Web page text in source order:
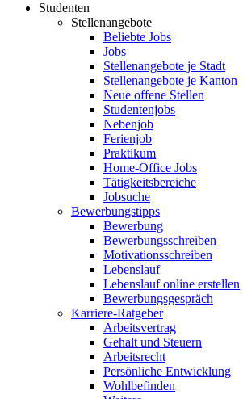
Studenten
Stellenangebote
Beliebte Jobs
Jobs
Stellenangebote je Stadt
Stellenangebote je Kanton
Neue offene Stellen
Studentenjobs
Nebenjob
Ferienjob
Praktikum
Home-Office Jobs
Tätigkeitsbereiche
Jobsuche
Bewerbungstipps
Bewerbung
Bewerbungsschreiben
Motivationsschreiben
Lebenslauf
Lebenslauf online erstellen
Bewerbungsgespräch
Karriere-Ratgeber
Arbeitsvertrag
Gehalt und Steuern
Arbeitsrecht
Persönliche Entwicklung
Wohlbefinden